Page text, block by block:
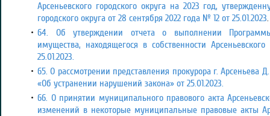
Арсеньевского городского округа на 2023 год,
городского округа от 28 сентября 2022 года № 12 от 25.01.2023.
64. Об утверждении отчета о выполнении
имущества, находящегося в собственности
25.01.2023.
65. О рассмотрении представления прокурора г. Арсеньева
«Об устранении нарушений закона» от 25.01.2023.
66. О принятии муниципального правового акта
изменений в некоторые муниципальные правовые акты